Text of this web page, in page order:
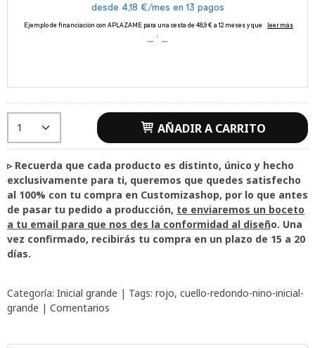
AÑADIR A CARRITO
▹ Recuerda que cada producto es distinto, único y hecho
exclusivamente para ti, queremos que quedes satisfecho
al 100% con tu compra en Customizashop, por lo que antes
de pasar tu pedido a producción, te enviaremos un boceto
a tu email para que nos des la conformidad al diseño. Una
vez confirmado, recibirás tu compra en un plazo de 15 a 20
días.
Categoría: Inicial grande | Tags: rojo cuello-redondo-nino-inicial-
grande | Comentarios